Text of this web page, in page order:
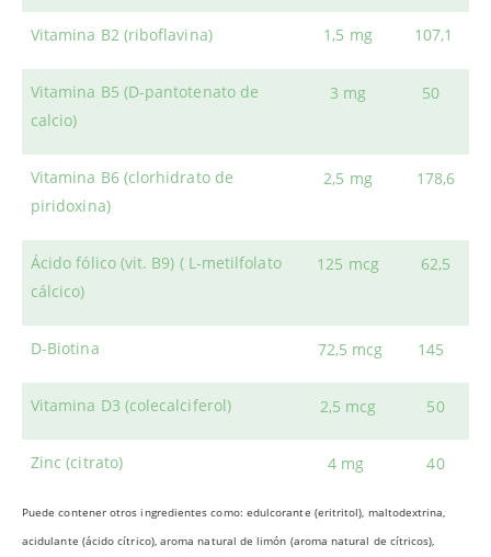
Vitamina B2 (riboflavina) 1,5 mg 107,1
Vitamina B5 (D-pantotenato de
calcio)
3 mg 50
Vitamina B6 (clorhidrato de
piridoxina)
2,5 mg 178,6
Ácido fólico (vit. B9) ( L-metilfolato
cálcico)
125 mcg 62,5
D-Biotina 72,5 mcg 145
Vitamina D3 (colecalciferol) 2,5 mcg 50
Zinc (citrato) 4 mg 40
Puede contener otros ingredientes como: edulcorante (eritritol), maltodextrina,
acidulante (ácido cítrico), aroma natural de limón (aroma natural de cítricos),